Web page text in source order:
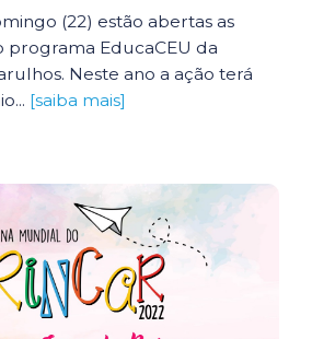
(22) estão abertas as
programa EducaCEU da
Neste ano a ação terá
[saiba mais]